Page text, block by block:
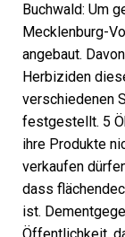
Buchwald: Um
Mecklenburg-
angebaut.
Herbiziden
verschiedenen
festgestellt. 5
ihre Produkte
verkaufen
dass
ist.